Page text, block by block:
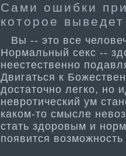
Сами ошибки
которое
Вы -- это все
Норма­льный секс --
неестественно
Двигаться к
достаточно легко, но
невроти­ческий ум
каком-то смысле
стать здоровым и
появится